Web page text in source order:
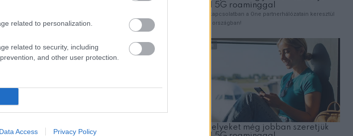
related to personalization.
related to security, including
and other user protection.
Data Access Privacy Policy